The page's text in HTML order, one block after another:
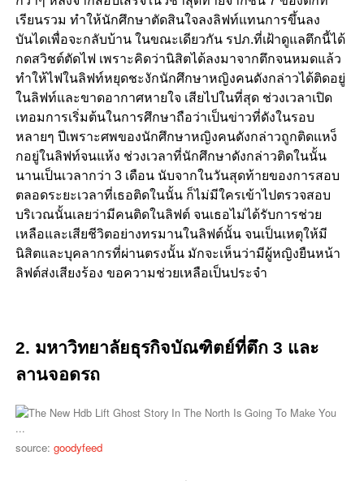
เรียนรวม ทำให้นักศึกษาตัดสินใจลงลิฟท์แทนการขึ้นลง
บันไดเพื่อจะกลับบ้าน ในขณะเดียวกัน รปภ.ที่เฝ้าดูแลตึกนี้ได้
กดสวิชต์ตัดไฟ เพราะคิดว่านิสิตได้ลงมาจากตึกจนหมดแล้ว
ทำให้ไฟในลิฟท์หยุดชะงักนักศึกษาหญิงคนดังกล่าวได้ติดอยู่
ในลิฟท์และขาดอากาศหายใจ เสียไปในที่สุด ช่วงเวลาเปิด
เทอมการเริ่มต้นในการศึกษาถือว่าเป็นข่าวที่ดังในรอบ
หลายๆ ปีเพราะศพของนักศึกษาหญิงคนดังกล่าวถูกติดแหง็
กอยู่ในลิฟท์จนแห้ง ช่วงเวลาที่นักศึกษาดังกล่าวติดในนั้น
นานเป็นเวลากว่า 3 เดือน นับจากในวันสุดท้ายของการสอบ
ตลอดระยะเวลาที่เธอติดในนั้น ก็ไม่มีใครเข้าไปตรวจสอบ
บริเวณนั้นเลยว่ามีคนติดในลิฟต์ จนเธอไม่ได้รับการช่วย
เหลือและเสียชีวิตอย่างทรมานในลิฟต์นั้น จนเป็นเหตุให้มี
นิสิตและบุคลากรที่ผ่านตรงนั้น มักจะเห็นว่ามีผู้หญิงยืนหน้า
ลิฟต์ส่งเสียงร้อง ขอความช่วยเหลือเป็นประจำ
2. มหาวิทยาลัยธุรกิจบัณฑิตย์ที่ตึก 3 และ
ลานจอดรถ
source: goodyfeed